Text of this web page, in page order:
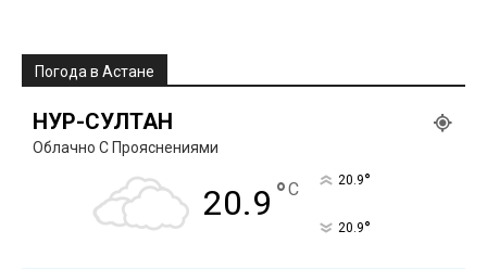
Погода в Астане
НУР-СУЛТАН
Облачно С Прояснениями
20.9 °C 20.9°
20.9°